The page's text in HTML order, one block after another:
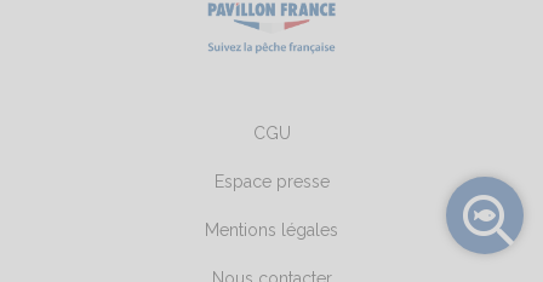
CGU
Espace presse
Mentions légales